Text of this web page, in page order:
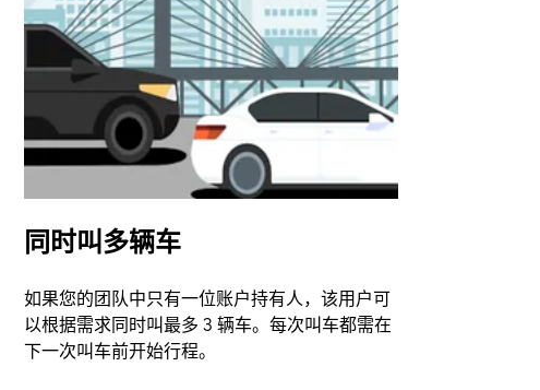
同时叫多辆车
如果您的团队中只有一位账户持有人，该用户可
以根据需求同时叫最多 3 辆车。每次叫车都需在
下一次叫车前开始行程。